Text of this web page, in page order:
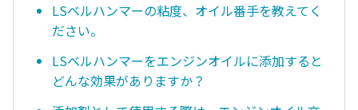
LSベルハンマーの粘度、オイル番手を教えてく
ださい。
LSベルハンマーをエンジンオイルに添加すると
どんな効果がありますか？